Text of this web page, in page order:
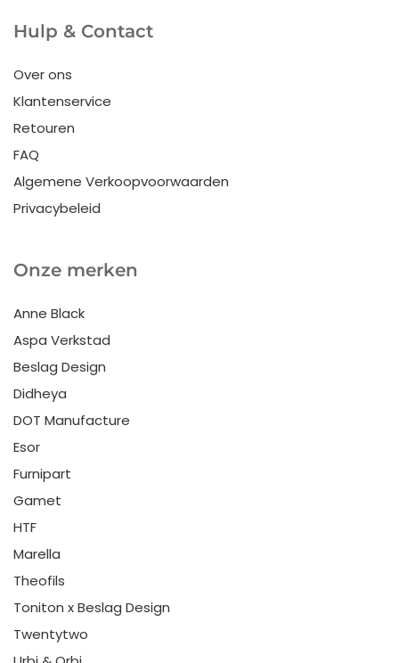
Hulp & Contact
Over ons
Klantenservice
Retouren
FAQ
Algemene Verkoopvoorwaarden
Privacybeleid
Onze merken
Anne Black
Aspa Verkstad
Beslag Design
Didheya
DOT Manufacture
Esor
Furnipart
Gamet
HTF
Marella
Theofils
Toniton x Beslag Design
Twentytwo